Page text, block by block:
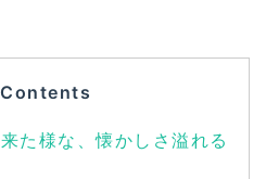
Contents
た様な、懐かしさ溢れる